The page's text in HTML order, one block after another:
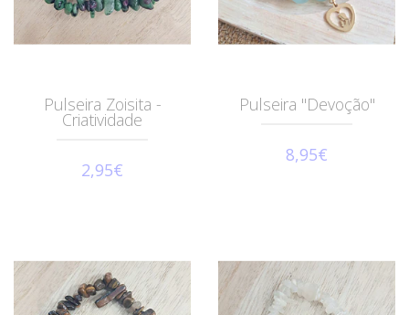
Pulseira Zoisita -
Criatividade
2,95€
Pulseira "Devoção"
8,95€